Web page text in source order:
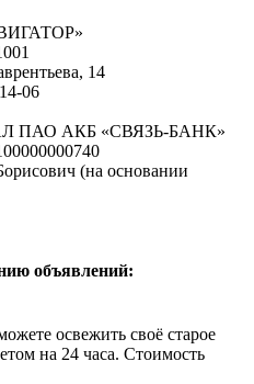
14
06
АКБ «СВЯЗЬ-БАНК»
(на основании
объявлений:
освежить своё старое
на 24 часа. Стоимость